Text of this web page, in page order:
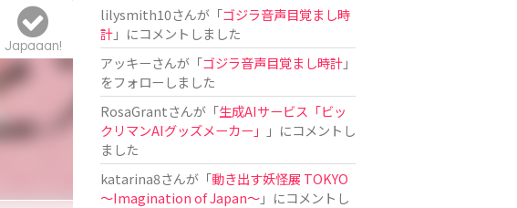
Japaaan!
lilysmith10さんが「ゴジラ音声目覚まし時
計」にコメントしました
アッキーさんが「ゴジラ音声目覚まし時計」
をフォローしました
RosaGrantさんが「生成AIサービス「ビッ
クリマンAIグッズメーカー」
」にコメントし
ました
katarina8さんが「動き出す妖怪展 TOKYO
〜Imagination of Japan〜」にコメントし